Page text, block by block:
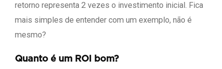
retorno representa 2 vezes o investimento inicial. Fica
mais simples de entender com um exemplo, não é
mesmo?
Quanto é um ROI bom?